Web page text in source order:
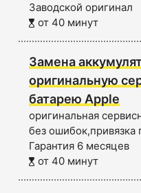
Заводской оригинал
от 40 минут
Замена
оригинальную
батарею Apple
оригинальная
без ошибок,привязка
Гарантия 6 месяцев
от 40 минут